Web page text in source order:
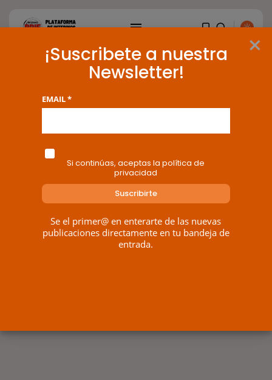
ENTRADAS RECIENTES
Canarias
El Ministerio de Justicia vende
‘propaganda...
PORRAMÓN J. 07/08/2026
OPINIÓN
Interinos: Europa mueve pieza,
PORRAMÓN J. 05/08/2026
Tag: Audiencias Provinciales
1 results found
×
¡Suscribete a nuestra
Newsletter!
EMAIL *
Si continúas, aceptas la política de
privacidad
Se el primer@ en enterarte de las nuevas
publicaciones directamente en tu bandeja de
entrada.